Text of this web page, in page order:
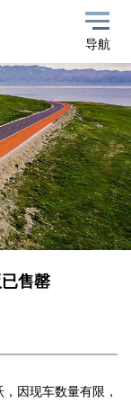
导航
售罄
因现车数量有限，